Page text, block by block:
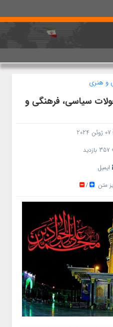
و هنری
سیاسی، فرهنگی و
ایمیل
متن /